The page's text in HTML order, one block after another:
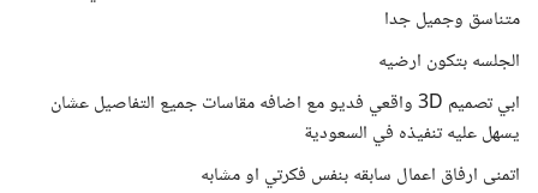
متناسق وجميل جدا
الجلسه بتكون ارضيه
ابي تصميم 3D واقعي فديو مع اضافه مقاسات جميع التفاصيل عشان
يسهل عليه تنفيذه في السعودية
اتمنى ارفاق اعمال سابقه بنفس فكرتي او مشابه